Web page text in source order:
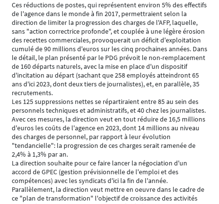
Ces réductions de postes, qui représentent environ 5% des effectifs
de l'agence dans le monde à fin 2017, permettraient selon la
direction de limiter la progression des charges de l'AFP, laquelle,
sans "action correctrice profonde", et couplée à une légère érosion
des recettes commerciales, provoquerait un déficit d'exploitation
cumulé de 90 millions d'euros sur les cinq prochaines années. Dans
le détail, le plan présenté par le PDG prévoit le non-remplacement
de 160 départs naturels, avec la mise en place d'un dispositif
d'incitation au départ (sachant que 258 employés atteindront 65
ans d'ici 2023, dont deux tiers de journalistes), et, en parallèle, 35
recrutements.
Les 125 suppressions nettes se répartiraient entre 85 au sein des
personnels techniques et administratifs, et 40 chez les journalistes.
Avec ces mesures, la direction veut en tout réduire de 16,5 millions
d'euros les coûts de l'agence en 2023, dont 14 millions au niveau
des charges de personnel, par rapport à leur évolution
"tendancielle": la progression de ces charges serait ramenée de
2,4% à 1,3% par an.
La direction souhaite pour ce faire lancer la négociation d'un
accord de GPEC (gestion prévisionnelle de l'emploi et des
compétences) avec les syndicats d'ici la fin de l'année.
Parallèlement, la direction veut mettre en oeuvre dans le cadre de
ce "plan de transformation" l'objectif de croissance des activités